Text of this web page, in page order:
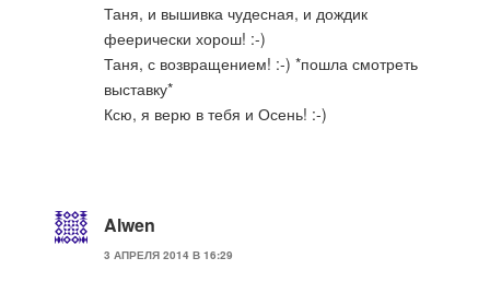
Таня, и вышивка чудесная, и дождик
феерически хорош! :-)
Таня, с возвращением! :-) *пошла смотреть
выставку*
Ксю, я верю в тебя и Осень! :-)
Alwen
3 АПРЕЛЯ 2014 В 16:29